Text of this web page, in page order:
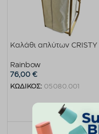
Καλάθι απλύτων CRISTY
Rainbow
76,00 €
ΚΩΔΙΚΟΣ: 05080.001